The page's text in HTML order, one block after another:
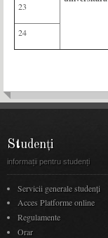
23
24
Studenți
informații pentru studenți
Servicii generale studenți
Acces Platforme online
Regulamente
Orar